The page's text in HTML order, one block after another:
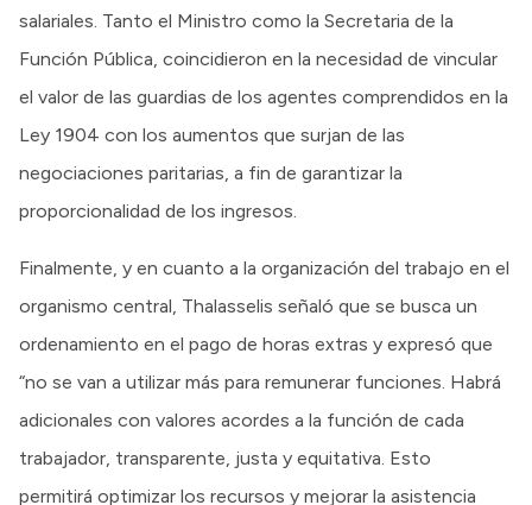
salariales. Tanto el Ministro como la Secretaria de la
Función Pública, coincidieron en la necesidad de vincular
el valor de las guardias de los agentes comprendidos en la
Ley 1904 con los aumentos que surjan de las
negociaciones paritarias, a fin de garantizar la
proporcionalidad de los ingresos.
Finalmente, y en cuanto a la organización del trabajo en el
organismo central, Thalasselis señaló que se busca un
ordenamiento en el pago de horas extras y expresó que
“no se van a utilizar más para remunerar funciones. Habrá
adicionales con valores acordes a la función de cada
trabajador, transparente, justa y equitativa. Esto
permitirá optimizar los recursos y mejorar la asistencia